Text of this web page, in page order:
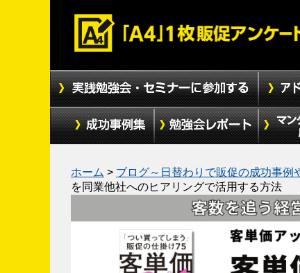
ホーム > ブログ～日替わりで販促の成功事例
を同業他社へのヒアリングで活用する方法